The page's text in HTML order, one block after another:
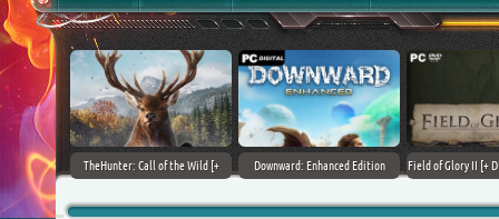
(2017)
TheHunter: Call of the Wild [+
Downward: Enhanced Edition
Field of Glory II [+